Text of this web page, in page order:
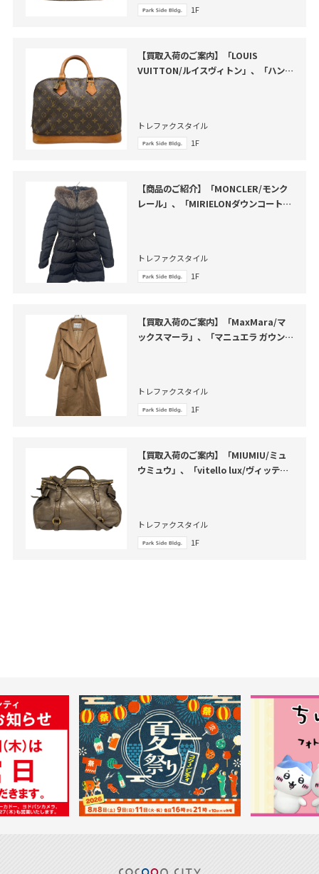
1F
【買取入荷のご案内】「LOUIS
VUITTON/ルイスヴィトン」、「ハンド
トレファクスタイル
1F
【商品のご紹介】「MONCLER/モンク
レール」、「MIRIELONダウンコート」
トレファクスタイル
1F
【買取入荷のご案内】「MaxMara/マ
ックスマーラ」、「マニュエラ ガウンコ
トレファクスタイル
1F
【買取入荷のご案内】「MIUMIU/ミュ
ウミュウ」、「vitello lux/ヴィッテロ
トレファクスタイル
1F